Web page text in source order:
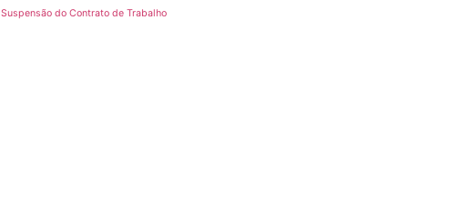
Suspensão do Contrato de Trabalho